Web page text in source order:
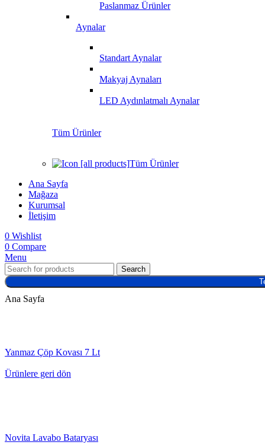
Paslanmaz Ürünler
Aynalar
Standart Aynalar
Makyaj Aynaları
LED Aydınlatmalı Aynalar
Tüm Ürünler
Tüm Ürünler
Ana Sayfa
Mağaza
Kurumsal
İletişim
0 Wishlist
0 Compare
Menu
Search
Ana Sayfa
Yanmaz Çöp Kovası 7 Lt
Ürünlere geri dön
Novita Lavabo Bataryası